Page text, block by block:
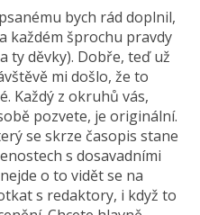
bych rád doplnil,
každém šprochu pravdy
ty děvky). Dobře, teď už
mi došlo, že to
Každý z okruhů vás,
pozvete, je originální.
se skrze časopis stane
s dosavadními
o to vidět se na
s redaktory, i když to